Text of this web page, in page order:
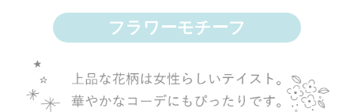
フラワーモチーフ